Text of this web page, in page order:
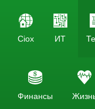
Ciox ИТ
Финансы